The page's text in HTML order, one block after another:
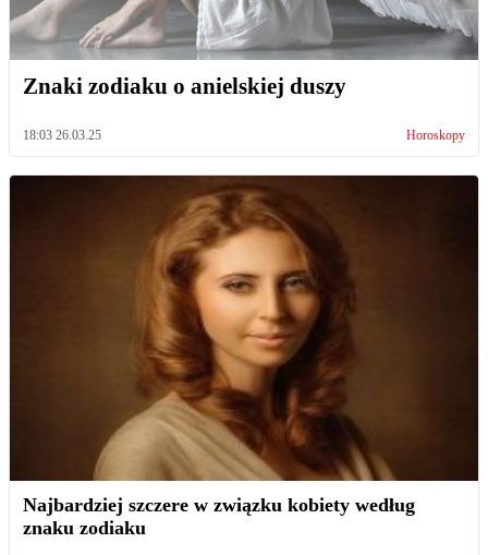
Znaki zodiaku o anielskiej duszy
18:03 26.03.25 Horoskopy
Najbardziej szczere w związku kobiety według
znaku zodiaku